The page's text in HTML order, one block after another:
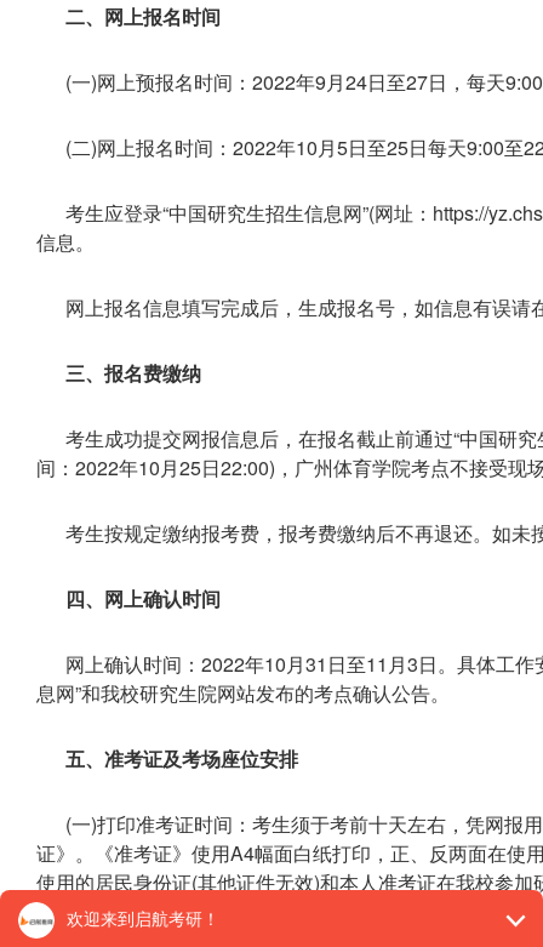
二、网上报名时间
(一)网上预报名时间：2022年9月24日至27日，每天
(二)网上报名时间：2022年10月5日至25日每天9:00至
考生应登录“中国研究生招生信息网”(网址：https://
信息。
网上报名信息填写完成后，生成报名号，如信息有误请
三、报名费缴纳
考生成功提交网报信息后，在报名截止前通过“中国研
间：2022年10月25日22:00)，广州体育学院考点不接受现
考生按规定缴纳报考费，报考费缴纳后不再退还。如未
四、网上确认时间
网上确认时间：2022年10月31日至11月3日。具体工
息网”和我校研究生院网站发布的考点确认公告。
五、准考证及考场座位安排
(一)打印准考证时间：考生须于考前十天左右，凭网报
证》。《准考证》使用A4幅面白纸打印，正、反两面在使
使用的居民身份证(其他证件无效)和本人准考证在我校参加